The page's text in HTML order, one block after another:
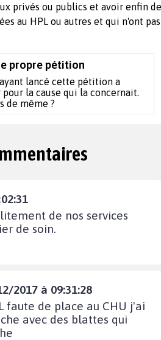
privés ou publics et avoir enfin
au HPL ou autres et qui n'ont
propre pétition
lancé cette pétition a
la cause qui la concernait.
de même ?
de nos services
de soin.
2017 à 09:31:28
faute de place au CHU j'ai
avec des blattes qui